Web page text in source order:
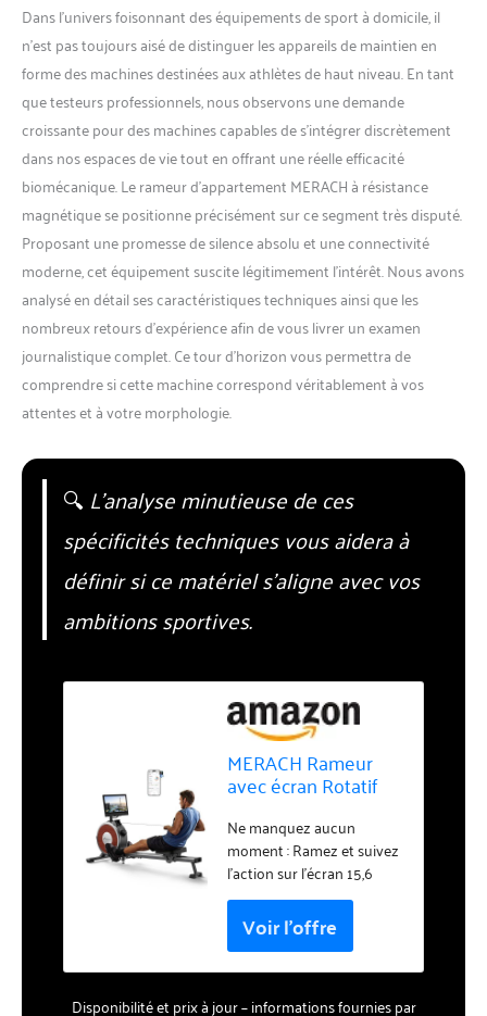
Dans l’univers foisonnant des équipements de sport à domicile, il
n’est pas toujours aisé de distinguer les appareils de maintien en
forme des machines destinées aux athlètes de haut niveau. En tant
que testeurs professionnels, nous observons une demande
croissante pour des machines capables de s’intégrer discrètement
dans nos espaces de vie tout en offrant une réelle efficacité
biomécanique. Le rameur d’appartement MERACH à résistance
magnétique se positionne précisément sur ce segment très disputé.
Proposant une promesse de silence absolu et une connectivité
moderne, cet équipement suscite légitimement l’intérêt. Nous avons
analysé en détail ses caractéristiques techniques ainsi que les
nombreux retours d’expérience afin de vous livrer un examen
journalistique complet. Ce tour d’horizon vous permettra de
comprendre si cette machine correspond véritablement à vos
attentes et à votre morphologie.
🔍 L’analyse minutieuse de ces
spécificités techniques vous aidera à
définir si ce matériel s’aligne avec vos
ambitions sportives.
MERACH Rameur
avec écran Rotatif
Rameur Magnétique
d'appartement,
Résistance
Silencieuse à 16
Niveaux, Double Rail
Coulissant,
Compatible avec Les
Ne manquez aucun
moment : Ramez et suivez
l'action sur l'écran 15,6
pouces. La projection sur
deux écrans (filaire/sans
fil) vous permet de suivre
conférences en direct.
Disponibilité et prix à jour – informations fournies par